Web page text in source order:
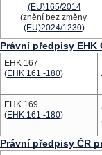
(EU)165/2014
(znění bez změny
(EU)2024/1230)
Právní předpisy EHK
EHK 167
(EHK 161 -180)
EHK 169
(EHK 161 -180)
Právní předpisy ČR